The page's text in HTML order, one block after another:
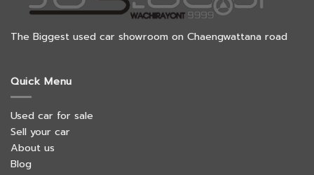
The Biggest used car showroom on Chaengwattana road
Quick Menu
Used car for sale
Sell your car
About us
Blog